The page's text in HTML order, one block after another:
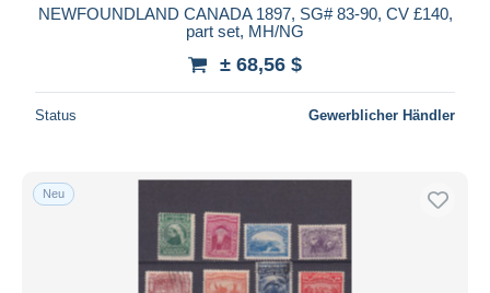
NEWFOUNDLAND CANADA 1897, SG# 83-90, CV £140,
part set, MH/NG
± 68,56 $
Status Gewerblicher Händler
Neu